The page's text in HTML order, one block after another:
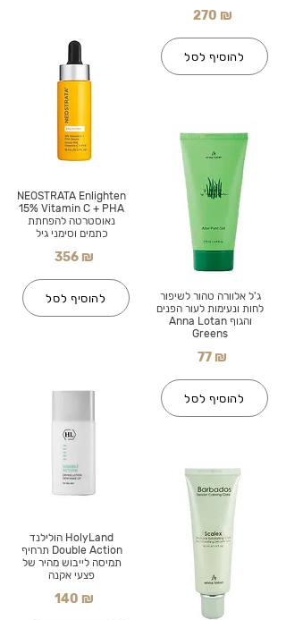
NEOSTRATA Enlighten
15% Vitamin C + PHA
נאוסטרטה להפחתת
כתמים וסימני גיל
356 ₪
להוסיף לסל
HolyLand הולילנד
Double Action תרחיף
תמיסה לייבוש מהיר של
פצעי אקנה
140 ₪
270 ₪
להוסיף לסל
ג'ל אלוורה טהור לשיפור
לחות ונעימות לעור הפנים
והגוף Anna Lotan
Greens
77 ₪
להוסיף לסל